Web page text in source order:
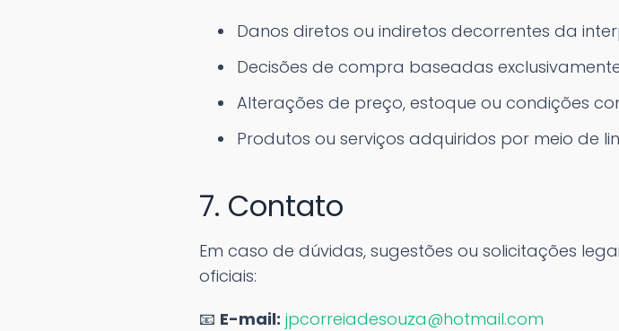
Danos diretos ou indiretos decorrentes da
Decisões de compra baseadas
Alterações de preço, estoque ou condições
Produtos ou serviços adquiridos por meio de
7. Contato
Em caso de dúvidas, sugestões ou solicitações
oficiais:
📧 E-mail: jpcorreiadesouza@hotmail.com